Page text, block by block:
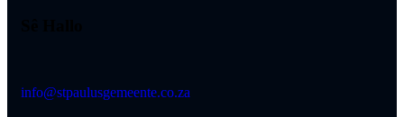
info@stpaulusgemeente.co.za